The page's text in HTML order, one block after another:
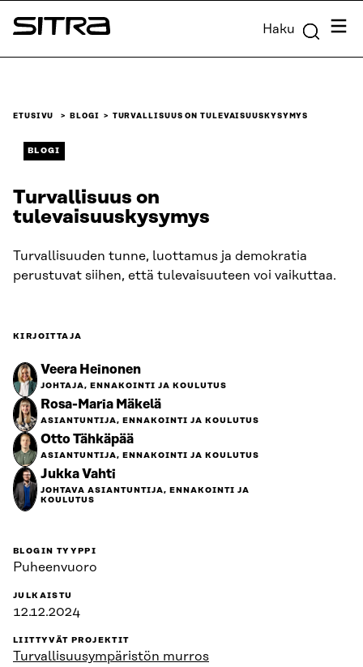
Siirry
suoraan
Sitra Haku
ETUSIVU BLOGI TURVALLISUUS ON TULEVAISUUSKYSYMYS
BLOGI
Turvallisuus on
tulevaisuuskysymys
Turvallisuuden tunne, luottamus ja demokratia
perustuvat siihen, että tulevaisuuteen voi vaikuttaa.
KIRJOITTAJA
Veera Heinonen
JOHTAJA, ENNAKOINTI JA KOULUTUS
Rosa-Maria Mäkelä
ASIANTUNTIJA, ENNAKOINTI JA KOULUTUS
Otto Tähkäpää
ASIANTUNTIJA, ENNAKOINTI JA KOULUTUS
Jukka Vahti
JOHTAVA ASIANTUNTIJA, ENNAKOINTI JA
KOULUTUS
BLOGIN TYYPPI
Puheenvuoro
JULKAISTU
12.12.2024
LIITTYVÄT PROJEKTIT
Turvallisuus­ympäristön murros